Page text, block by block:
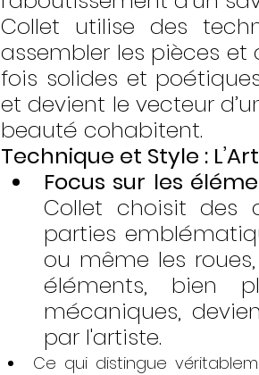
Collet utilise des
assembler les pièces
fois solides et
et devient le vecteur
beauté cohabitent.
Technique et Style :
Focus sur les
Collet choisit des
parties
ou même les
éléments, bien
mécaniques,
par l'artiste.
Ce qui distingue